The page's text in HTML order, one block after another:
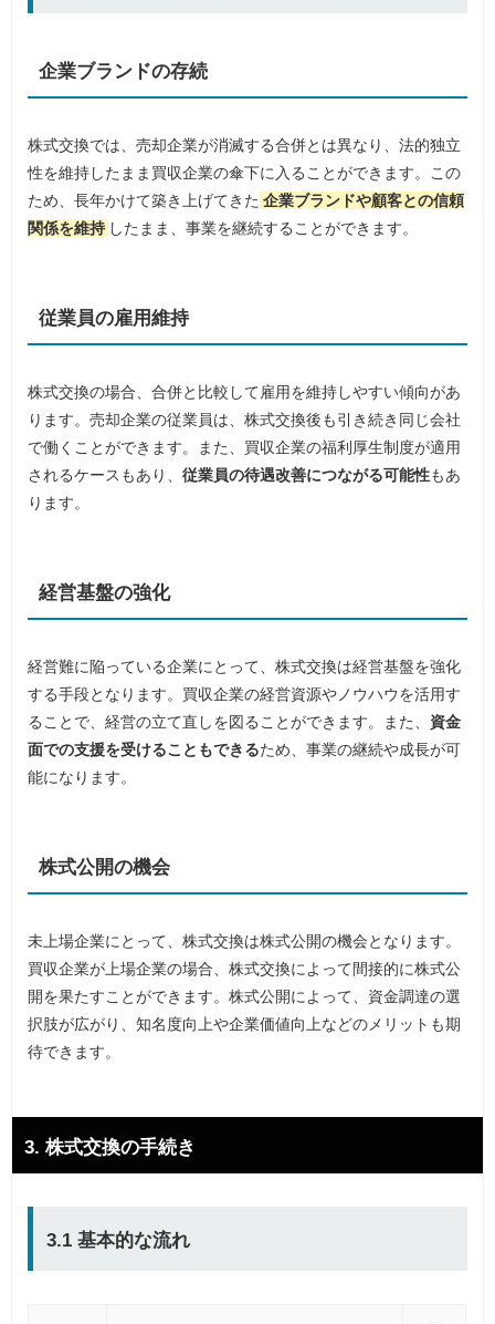
企業ブランドの存続
株式交換では、売却企業が消滅する合併とは異なり、法的独立
性を維持したまま買収企業の傘下に入ることができます。この
ため、長年かけて築き上げてきた 企業ブランドや顧客との信頼
関係を維持 したまま、事業を継続することができます。
従業員の雇用維持
株式交換の場合、合併と比較して雇用を維持しやすい傾向があ
ります。売却企業の従業員は、株式交換後も引き続き同じ会社
で働くことができます。また、買収企業の福利厚生制度が適用
されるケースもあり、従業員の待遇改善につながる可能性もあ
ります。
経営基盤の強化
経営難に陥っている企業にとって、株式交換は経営基盤を強化
する手段となります。買収企業の経営資源やノウハウを活用す
ることで、経営の立て直しを図ることができます。また、 資金
面での支援を受けることもできるため、事業の継続や成長が可
能になります。
株式公開の機会
未上場企業にとって、株式交換は株式公開の機会となります。
買収企業が上場企業の場合、株式交換によって間接的に株式公
開を果たすことができます。株式公開によって、資金調達の選
択肢が広がり、知名度向上や企業価値向上などのメリットも期
待できます。
3. 株式交換の手続き
3.1 基本的な流れ